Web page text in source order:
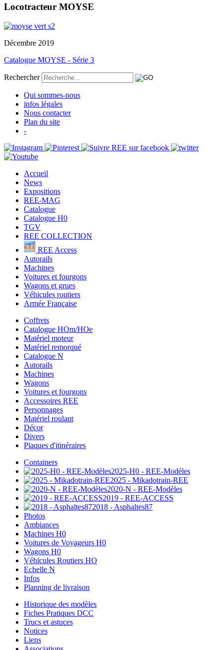
Locotracteur MOYSE
Décembre 2019
Catalogue MOYSE - Série 3
Rechercher
Qui sommes-nous
infos légales
Nous contacter
Plan du site
-
Accueil
News
Expositions
REE-MAG
Catalogue
Catalogue H0
TGV
REE COLLECTION
REE Access
Autorails
Machines
Voitures et fourgons
Wagons et grues
Véhicules routiers
Armée Française
Coffrets
Catalogue HOm/HOe
Matériel moteur
Matériel remorqué
Catalogue N
Autorails
Machines
Wagons
Voitures et fourgons
Accessoires REE
Personnages
Matériel roulant
Décor
Divers
Plaques d'itinéraires
Containers
2025-H0 - REE-Modèles
2025 - Mikadotrain-REE
2020-N - REE-Modèles
2019 - REE-ACCESS
2018 - Asphaltes87
Photos
Ambiances
Machines H0
Voitures de Voyageurs H0
Wagons H0
Véhicules Routiers HO
Echelle N
Infos
Planning de livraison
Historique des modèles
Fiches Pratiques DCC
Trucs et astuces
Notices
Liens